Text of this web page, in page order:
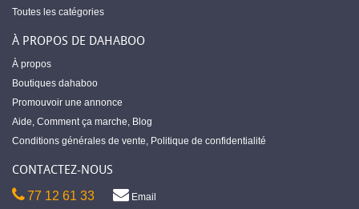
Toutes les catégories
À PROPOS DE DAHABOO
À propos
Boutiques dahaboo
Promouvoir une annonce
Aide, Comment ça marche, Blog
Conditions générales de vente, Politique de confidentialité
CONTACTEZ-NOUS
77 12 61 33 Email